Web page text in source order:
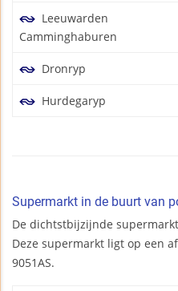
Leeuwarden
Camminghaburen
Dronryp
Hurdegaryp
Supermarkt in de buurt van
De dichtstbijzijnde
Deze supermarkt ligt op een
9051AS.